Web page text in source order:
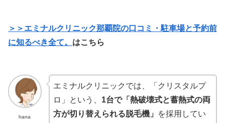
＞＞エミナルクリニック那覇院の口コミ・駐車場と予約前
に知るべき全て。 はこちら
hana
エミナルクリニックでは、「クリスタルプ
ロ」という、 1台で「熱破壊式と蓄熱式の両
方が切り替えられる脱毛機」
を採用してい